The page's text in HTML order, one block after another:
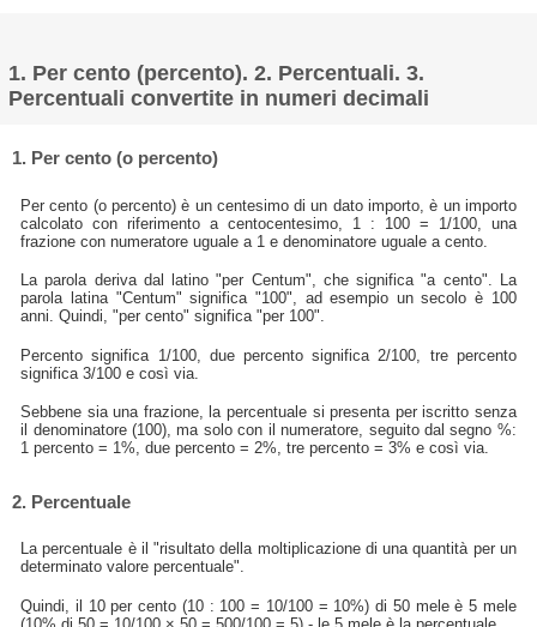
1. Per cento (percento). 2. Percentuali. 3.
Percentuali convertite in numeri decimali
1. Per cento (o percento)
Per cento (o percento) è un centesimo di un dato importo, è un importo
calcolato con riferimento a centocentesimo, 1 : 100 = 1/100, una
frazione con numeratore uguale a 1 e denominatore uguale a cento.
La parola deriva dal latino "per Centum", che significa "a cento". La
parola latina "Centum" significa "100", ad esempio un secolo è 100
anni. Quindi, "per cento" significa "per 100".
Percento significa 1/100, due percento significa 2/100, tre percento
significa 3/100 e così via.
Sebbene sia una frazione, la percentuale si presenta per iscritto senza
il denominatore (100), ma solo con il numeratore, seguito dal segno %:
1 percento = 1%, due percento = 2%, tre percento = 3% e così via.
2. Percentuale
La percentuale è il "risultato della moltiplicazione di una quantità per un
determinato valore percentuale".
Quindi, il 10 per cento (10 : 100 = 10/100 = 10%) di 50 mele è 5 mele